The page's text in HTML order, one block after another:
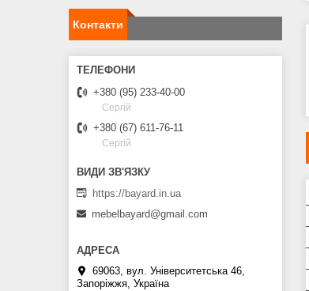
Контакти
+380 (95) 233-40-00
Сергій
+380 (67) 611-76-11
Сергій
https://bayard.in.ua
mebelbayard@gmail.com
69063, вул. Університетська 46,
Запоріжжя, Україна